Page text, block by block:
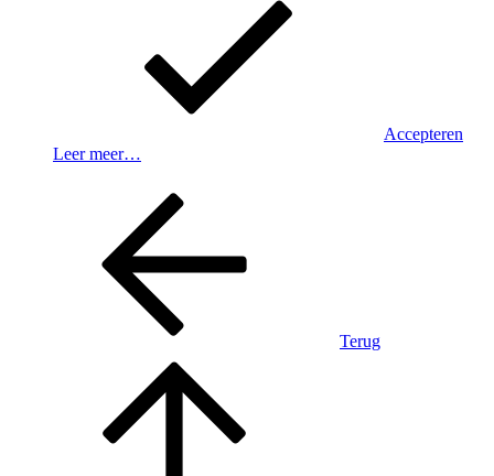
Accepteren
Leer meer…
Terug